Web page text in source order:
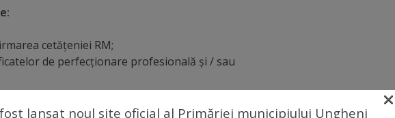
cetăţeniei RM;
de perfecţionare profesională şi / sau
lansat noul site oficial al Primăriei municipiului Ungheni
×